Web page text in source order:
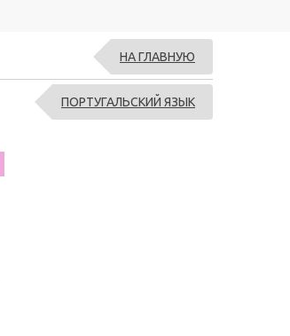
НА ГЛАВНУЮ
ПОРТУГАЛЬСКИЙ ЯЗЫК